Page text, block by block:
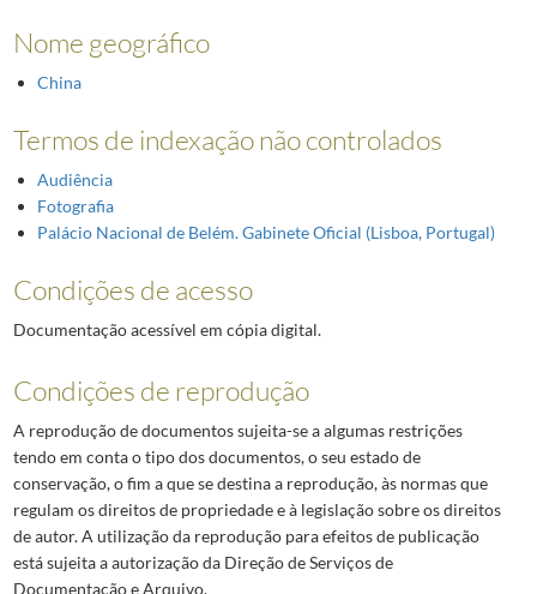
Nome geográfico
China
Termos de indexação não controlados
Audiência
Fotografia
Palácio Nacional de Belém. Gabinete Oficial (Lisboa, Portugal)
Condições de acesso
Documentação acessível em cópia digital.
Condições de reprodução
A reprodução de documentos sujeita-se a algumas restrições
tendo em conta o tipo dos documentos, o seu estado de
conservação, o fim a que se destina a reprodução, às normas que
regulam os direitos de propriedade e à legislação sobre os direitos
de autor. A utilização da reprodução para efeitos de publicação
está sujeita a autorização da Direção de Serviços de
Documentação e Arquivo.